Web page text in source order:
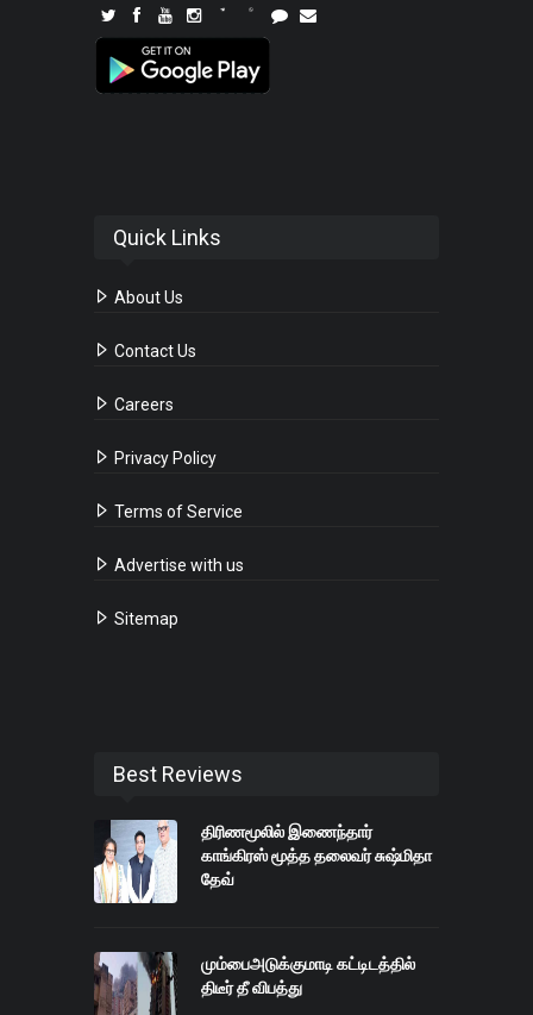
Quick Links
About Us
Contact Us
Careers
Privacy Policy
Terms of Service
Advertise with us
Sitemap
Best Reviews
திரிணமூலில் இணைந்தார்
காங்கிரஸ் மூத்த தலைவர் சுஷ்மிதா
தேவ்
மும்பைஅடுக்குமாடி கட்டிடத்தில்
திடீர் தீ விபத்து